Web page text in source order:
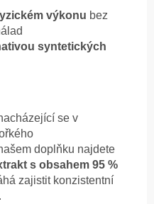
výkonu bez
syntetických
se v
doplňku najdete
s obsahem 95 %
zajistit konzistentní